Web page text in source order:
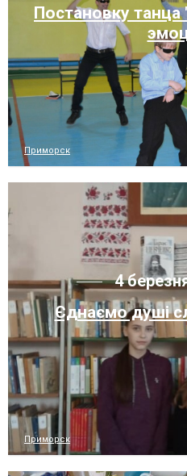
Постановку
Приморск
4
Єднаємо душі
Приморск